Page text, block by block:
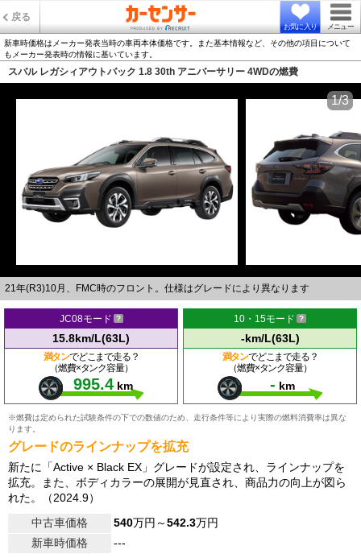
戻る
お気に入り メニュー
新車時価格はメーカー発表当時の車両本体価格です。また基本情報など、その他の項目について
もメーカー発表時の情報に基いています。
スバル レガシィアウトバック 1.8 30th アニバーサリー 4WDの燃費
21年(R3)10月、FMC時のフロント。仕様はグレードにより異なります
1/3
JC08モード
15.8km/L(63L)
満タンでどこまで走る？
（燃費×タンク容量）
995.4 km
10・15モード
-km/L(63L)
満タンでどこまで走る？
（燃費×タンク容量）
- km
※燃費は定められた試験条件の下での数値のため、走行条件等により実際の燃料消費率は異な
ります。
グレードのラインナップを拡充
新たに「Active × Black EX」グレードが設定され、ラインナップを
拡充。また、ボディカラーの展開が見直され、商品力の向上が図ら
れた。（2024.9）
中古車価格
540万円～542.3万円
新車時価格
---